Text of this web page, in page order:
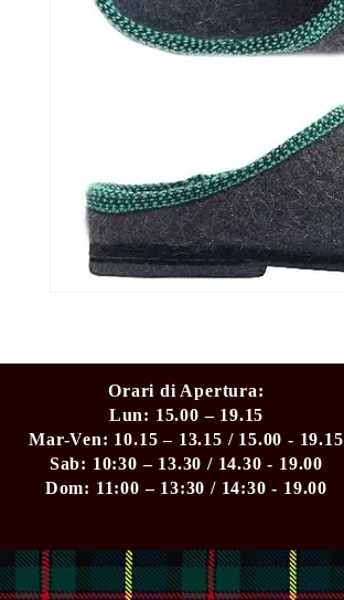
Orari di Apertura:
Lun: 15.00 – 19.15
Mar-Ven: 10.15 – 13.15 / 15.00 - 19.15
Sab: 10:30 – 13.30 / 14.30 - 19.00
Dom: 11:00 – 13:30 / 14:30 - 19.00